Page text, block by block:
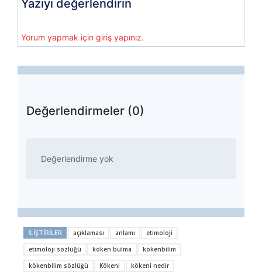
Yazıyı değerlendirin
Yorum yapmak için giriş yapınız.
Değerlendirmeler (0)
Değerlendirme yok
İLIŞTIRILER açıklaması anlamı
etimoloji
etimoloji sözlüğü
köken bulma
kökenbilim
kökenbilim sözlüğü
Kökeni
kökeni nedir